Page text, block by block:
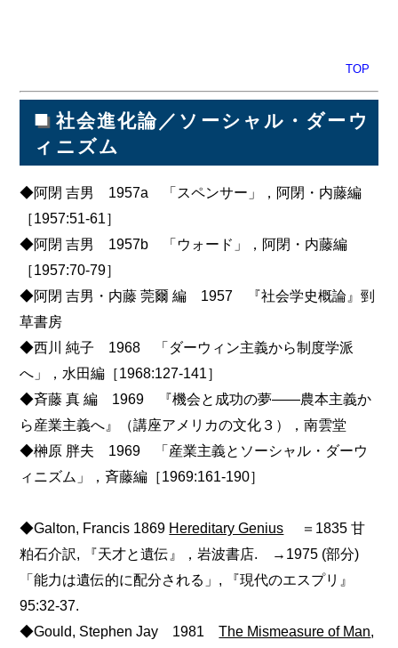
TOP
■ 社会進化論／ソーシャル・ダーウ
ィニズム
◆阿閉 吉男 1957a 「スペンサー」，阿閉・内藤編
［1957:51-61］
◆阿閉 吉男 1957b 「ウォード」，阿閉・内藤編
［1957:70-79］
◆阿閉 吉男・内藤 莞爾 編 1957 『社会学史概論』剄
草書房
◆西川 純子 1968 「ダーウィン主義から制度学派
へ」，水田編［1968:127-141］
◆斉藤 真 編 1969 『機会と成功の夢――農本主義か
ら産業主義へ』（講座アメリカの文化３），南雲堂
◆榊原 胖夫 1969 「産業主義とソーシャル・ダーウ
ィニズム」，斉藤編［1969:161-190］
◆Galton, Francis 1869 Hereditary Genius ＝1835 甘
粕石介訳, 『天才と遺伝』，岩波書店. →1975 (部分)
「能力は遺伝的に配分される」, 『現代のエスプリ』
95:32-37.
◆Gould, Stephen Jay 1981The Mismeasure of Man,